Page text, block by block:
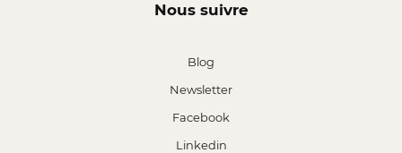
Nous suivre
Blog
Newsletter
Facebook
Linkedin